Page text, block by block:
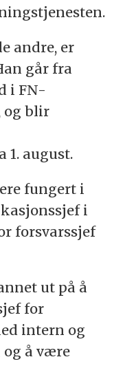
andre, er
går fra
i FN-
og blir
1. august.
fungert i
i
forsvarssjef
ut på å
for
intern og
å være